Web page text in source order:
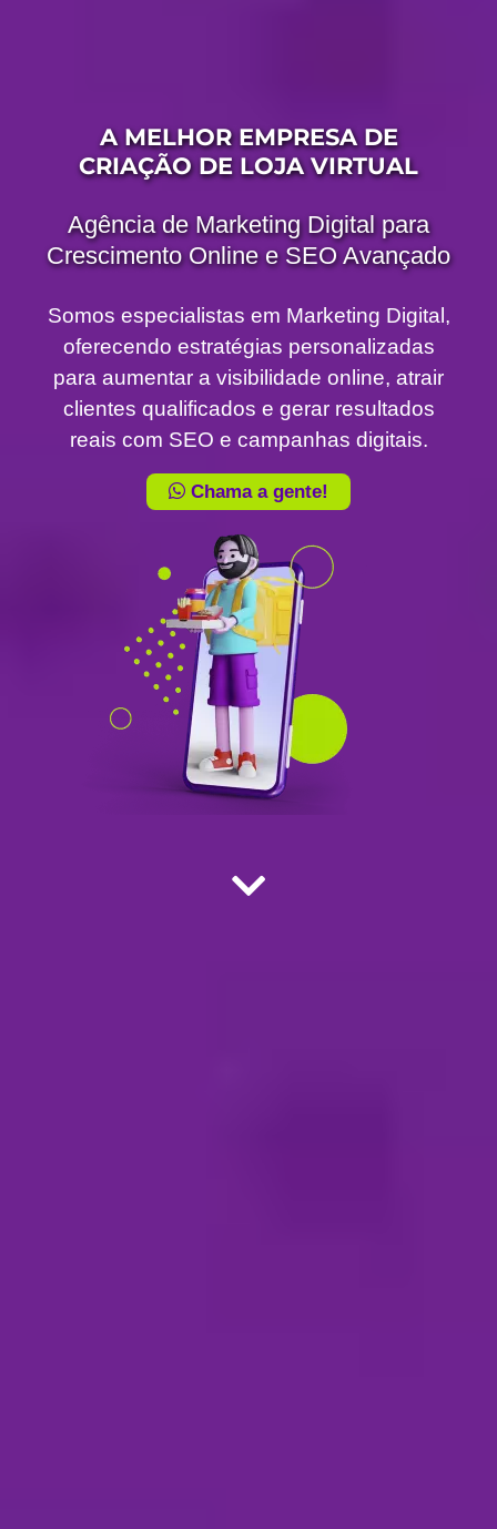
A MELHOR EMPRESA DE
CRIAÇÃO DE LOJA VIRTUAL
Agência de Marketing Digital para
Crescimento Online e SEO Avançado
Somos especialistas em Marketing Digital,
oferecendo estratégias personalizadas
para aumentar a visibilidade online, atrair
clientes qualificados e gerar resultados
reais com SEO e campanhas digitais.
Chama a gente!